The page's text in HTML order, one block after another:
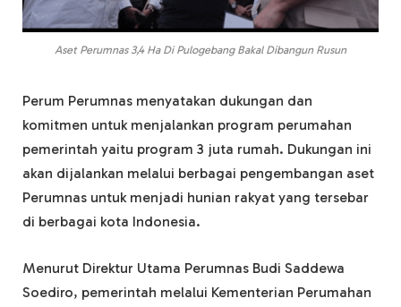
Aset Perumnas 3,4 Ha Di Pulogebang Bakal Dibangun Rusun
Perum Perumnas menyatakan dukungan dan
komitmen untuk menjalankan program perumahan
pemerintah yaitu program 3 juta rumah. Dukungan ini
akan dijalankan melalui berbagai pengembangan aset
Perumnas untuk menjadi hunian rakyat yang tersebar
di berbagai kota Indonesia.
Menurut Direktur Utama Perumnas Budi Saddewa
Soediro, pemerintah melalui Kementerian Perumahan